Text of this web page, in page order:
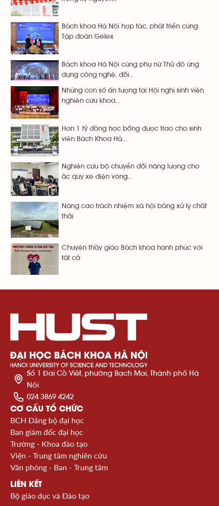
Bách khoa Hà Nội hợp tác, phát triển cùng
Tập đoàn Gelex
Bách khoa Hà Nội cùng phụ nữ Thủ đô ứng
dụng công nghệ, đổi...
Những con số ấn tượng tại Hội nghị sinh viên
nghiên cứu khoa...
Hơn 1 tỷ đồng học bổng được trao cho sinh
viên Bách Khoa Hà...
Nghiên cứu bộ chuyển đổi năng lượng cho
ắc quy xe điện vòng...
Nâng cao trách nhiệm xã hội bằng xử lý chất
thải
Chuyện thầy giáo Bách khoa hạnh phúc với
tất cả
Số 1 Đại Cồ Việt, phường Bạch Mai, Thành phố Hà
Nội
024 3869 4242
CƠ CẤU TỔ CHỨC
BCH Đảng bộ đại học
Ban giám đốc đại học
Trường - Khoa đào tạo
Viện - Trung tâm nghiên cứu
Văn phòng - Ban - Trung tâm
LIÊN KẾT
Bộ giáo dục và Đào tạo